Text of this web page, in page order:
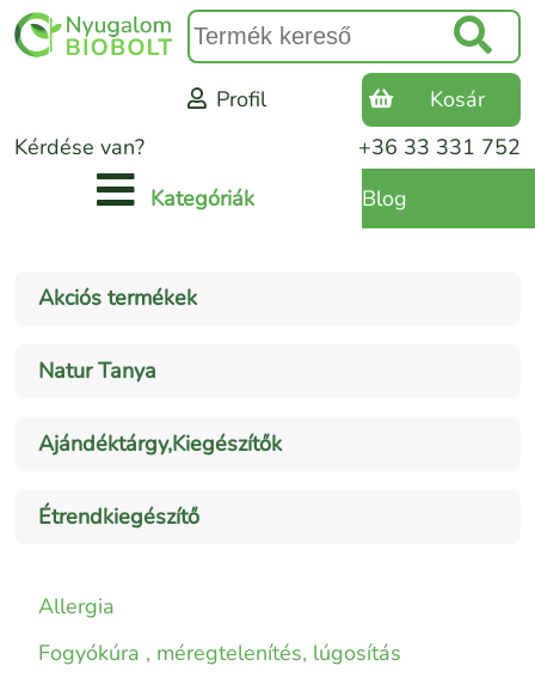
Kérdése van? +36 33 331 752
Profil Kosár
Kategóriák Blog
Akciós termékek
Natur Tanya
Ajándéktárgy,Kiegészítők
Étrendkiegészítő
Allergia
Fogyókúra , méregtelenítés, lúgosítás